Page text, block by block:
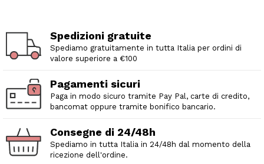
Spedizioni gratuite
Spediamo gratuitamente in tutta Italia per ordini di
valore superiore a €100
Pagamenti sicuri
Paga in modo sicuro tramite Pay Pal, carte di credito,
bancomat oppure tramite bonifico bancario.
Consegne di 24/48h
Spediamo in tutta Italia in 24/48h dal momento della
ricezione dell'ordine.